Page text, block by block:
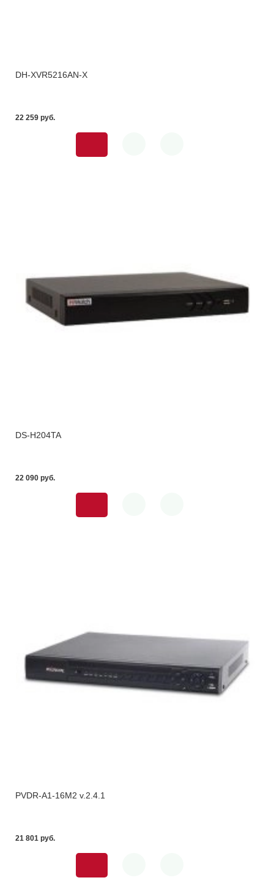
DH-XVR5216AN-X
22 259 pуб.
DS-H204TA
22 090 pуб.
PVDR-A1-16M2 v.2.4.1
21 801 pуб.